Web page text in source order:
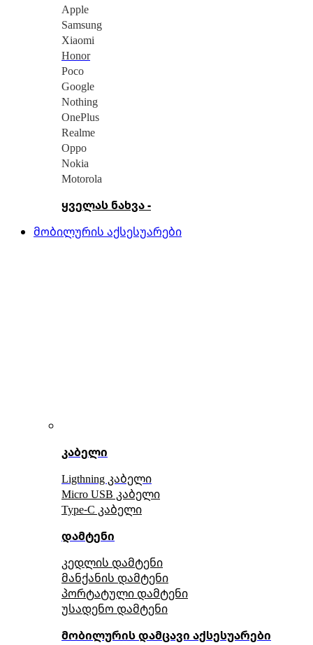
Apple
Samsung
Xiaomi
Honor
Poco
Google
Nothing
OnePlus
Realme
Oppo
Nokia
Motorola
ყველას ნახვა -
მობილურის აქსესუარები
კაბელი
Ligthning კაბელი
Micro USB კაბელი
Type-C კაბელი
დამტენი
კედლის დამტენი
მანქანის დამტენი
პორტატული დამტენი
უსადენო დამტენი
მობილურის დამცავი აქსესუარები